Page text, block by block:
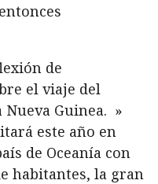
de
el viaje del
Guinea. »
este año en
de Oceanía con
habitantes, la gran